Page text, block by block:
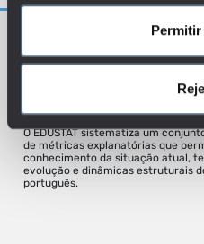
Permitir
O EDUSTAT sistematiza um
de métricas explanatórias que
conhecimento da situação atual,
evolução e dinâmicas estruturais
português.